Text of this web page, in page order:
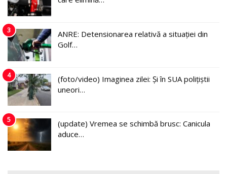
3
ANRE: Detensionarea relativă a situației din
Golf…
4
(foto/video) Imaginea zilei: Și în SUA polițiștii
uneori…
5
(update) Vremea se schimbă brusc: Canicula
aduce…